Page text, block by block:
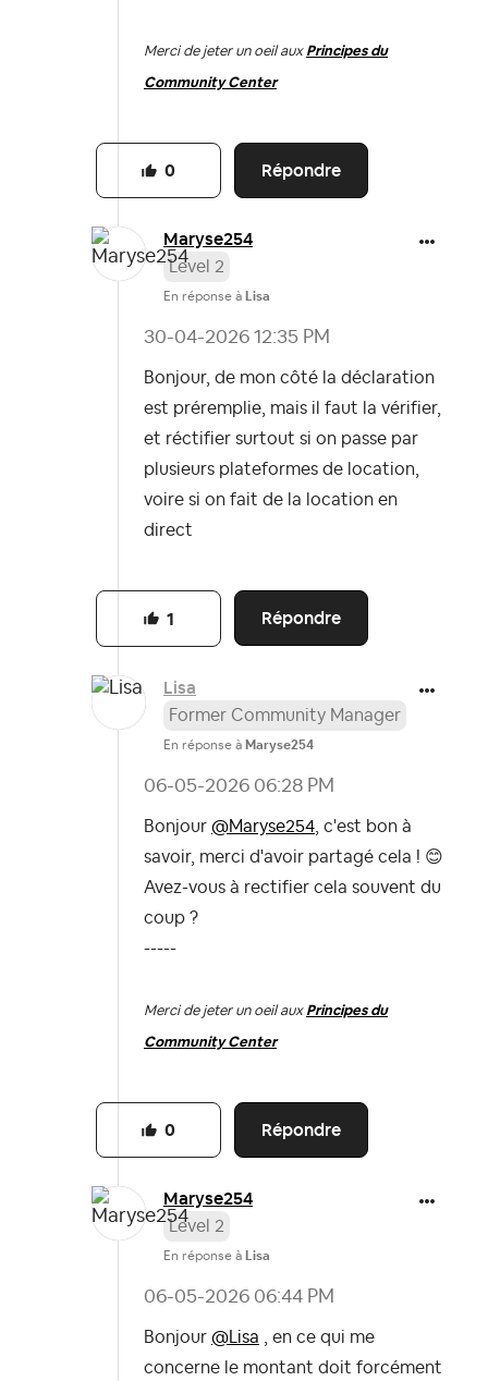
Merci de jeter un oeil aux Principes du
Community Center
Répondre
0
Maryse254
Level 2
En réponse à Lisa
‎30-04-2026 12:35 PM
Bonjour, de mon côté la déclaration
est préremplie, mais il faut la vérifier,
et réctifier surtout si on passe par
plusieurs plateformes de location,
voire si on fait de la location en
direct
Répondre
1
Lisa
Former Community Manager
En réponse à Maryse254
‎06-05-2026 06:28 PM
Bonjour @Maryse254 , c'est bon à
savoir, merci d'avoir partagé cela ! 😊
Avez-vous à rectifier cela souvent du
coup ?
-----
Merci de jeter un oeil aux Principes du
Community Center
Répondre
0
Maryse254
Level 2
En réponse à Lisa
‎06-05-2026 06:44 PM
Bonjour @Lisa , en ce qui me
concerne le montant doit forcément